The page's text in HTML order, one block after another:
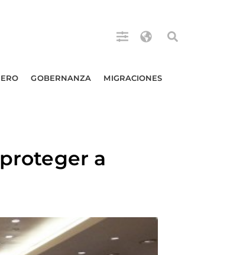
GOBERNANZA MIGRACIONES
a